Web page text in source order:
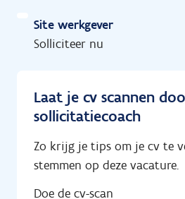
Site werkgever
Solliciteer nu
Laat je cv scannen
sollicitatiecoach
Zo krijg je tips om je cv te
stemmen op deze vacature.
Doe de cv-scan